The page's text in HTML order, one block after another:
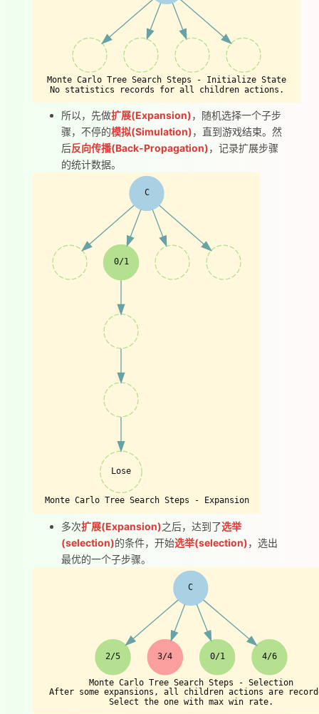
Monte Carlo Tree Search Steps - Initialize State
No statistics records for all children actions.
所以，先做扩展(Expansion)，随机选择一个子步
骤，不停的模拟(Simulation)，直到游戏结束。然
后反向传播(Back-Propagation)，记录扩展步骤
的统计数据。
Monte Carlo Tree Search Steps - Expansion
C
0/1
Lose
多次扩展(Expansion)之后，达到了选举
(selection)的条件，开始选举(selection)，选出
最优的一个子步骤。
Monte Carlo Tree Search Steps - Selection
After some expansions, all children actions are
Select the one with max win rate.
C
2/5 3/4 0/1 4/6